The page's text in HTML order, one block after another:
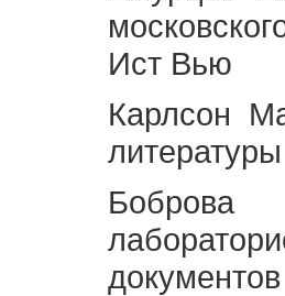
Ист Вью
Карлсон
Боброва